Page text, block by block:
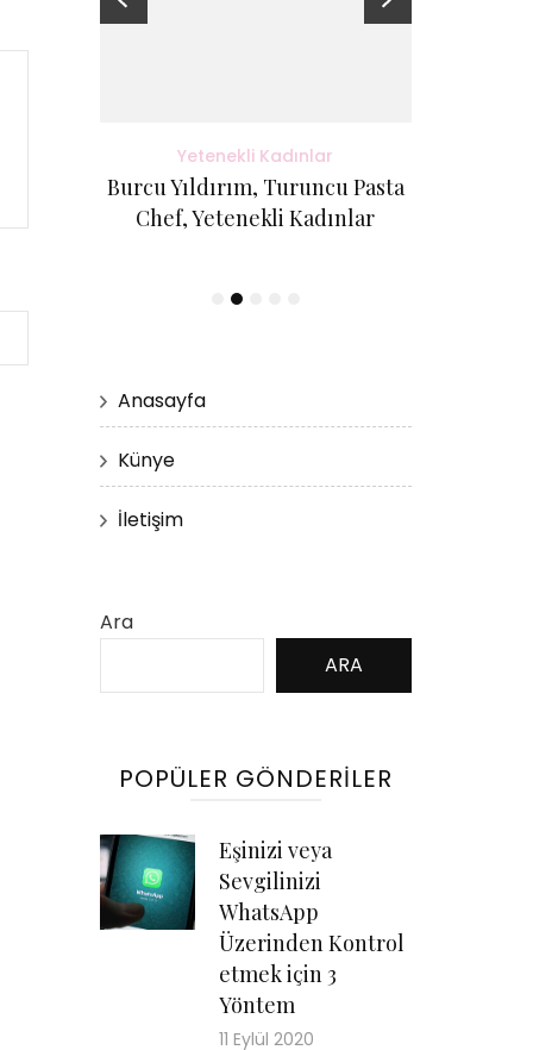
Yetenekli Kadınlar
Burcu Yıldırım, Turuncu Pasta
Chef, Yetenekli Kadınlar
Anasayfa
Künye
İletişim
Ara
ARA
POPÜLER GÖNDERILER
Eşinizi veya
Sevgilinizi
WhatsApp
Üzerinden Kontrol
etmek için 3
Yöntem
11 Eylül 2020